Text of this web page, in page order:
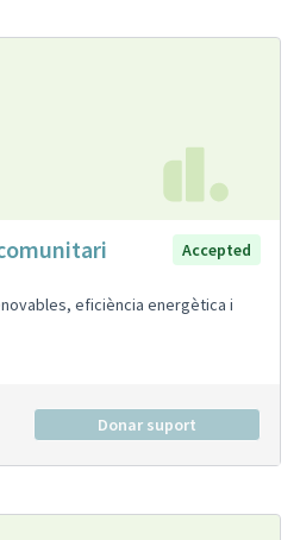
Accepted
eficiència energètica i
Donar suport